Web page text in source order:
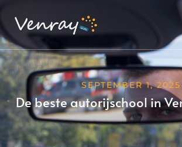
SEPTEMBER 1, 2025
De beste autorijschool in